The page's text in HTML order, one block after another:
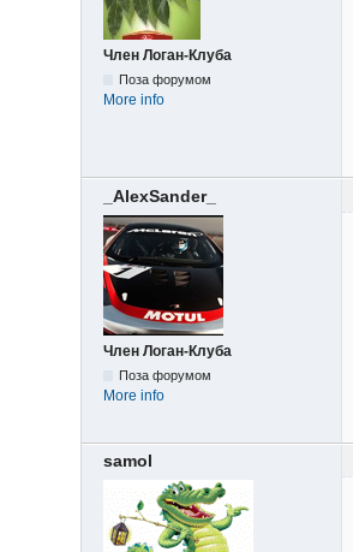
Член Логан-Клуба
Поза форумом
More info
_AlexSander_
Член Логан-Клуба
Поза форумом
More info
samol